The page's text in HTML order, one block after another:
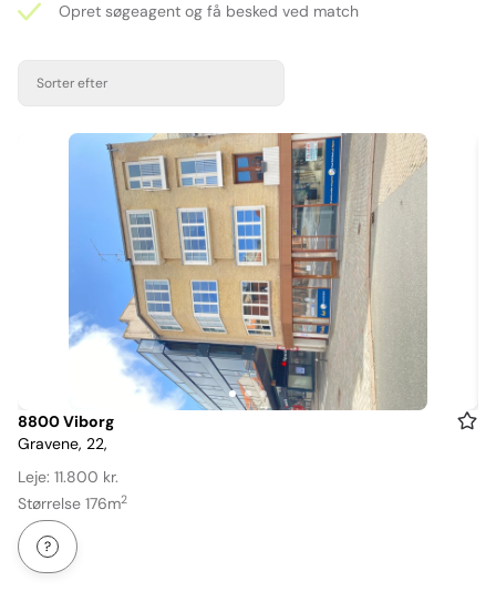
Opret søgeagent og få besked ved match
Sorter efter
Item
1
of
3
8800 Viborg
Gravene, 22,
Leje: 11.800 kr.
Størrelse 176m2